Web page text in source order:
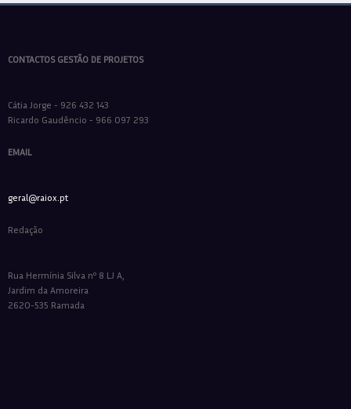
CONTACTOS GESTÃO DE PROJETOS
Cátia Jorge - 926 432 143
Ricardo Gaudêncio - 966 097 293
EMAIL
geral@raiox.pt
Redação
Rua Hermínia Silva nº 8 LJ A,
Jardim da Amoreira
2620-535 Ramada